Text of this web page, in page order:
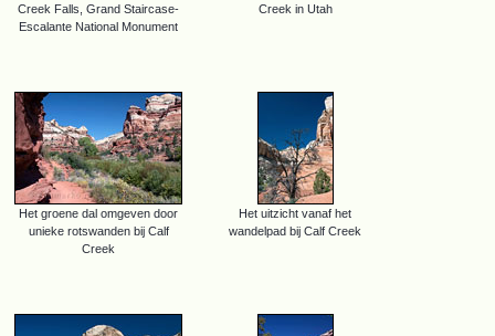
Creek Falls, Grand Staircase-
Escalante National Monument
Creek in Utah
Het groene dal omgeven door
unieke rotswanden bij Calf
Creek
Het uitzicht vanaf het
wandelpad bij Calf Creek